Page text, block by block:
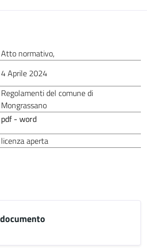
Atto normativo,
4 Aprile 2024
Regolamenti del comune di
Mongrassano
pdf - word
licenza aperta